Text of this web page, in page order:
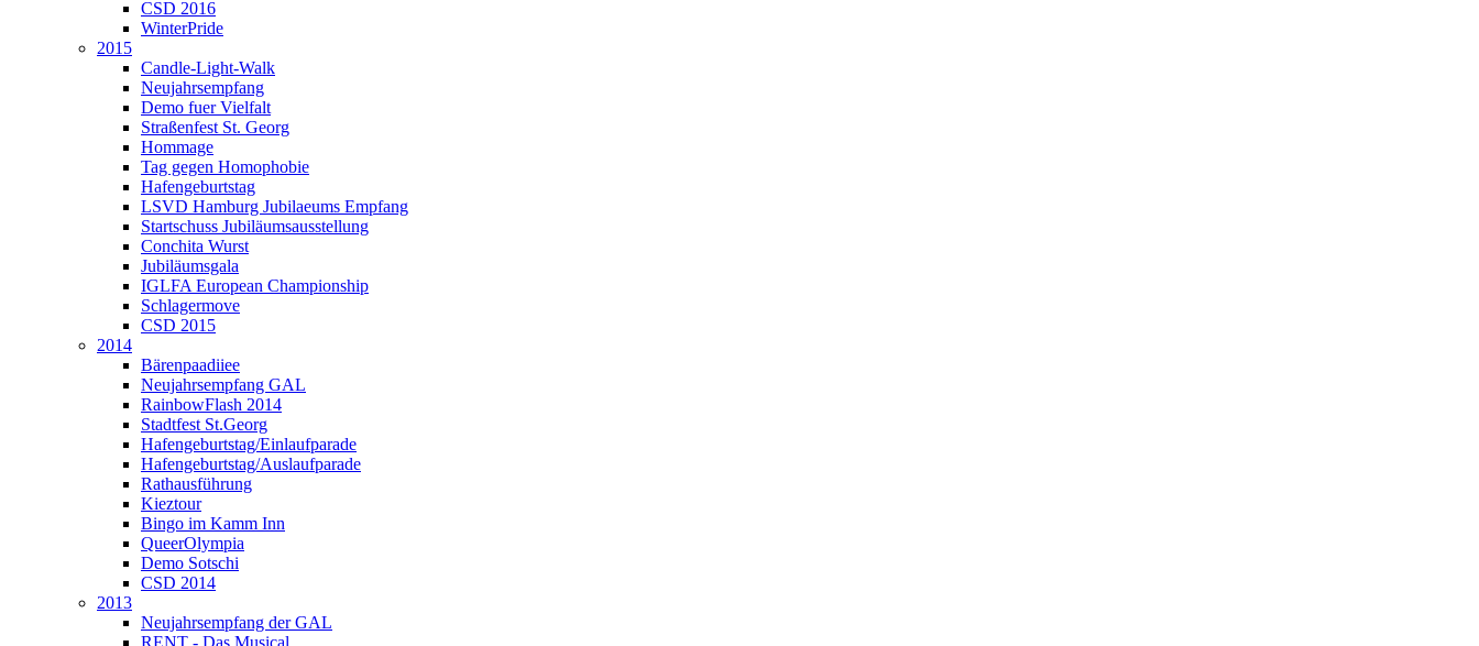
CSD 2016
WinterPride
2015
Candle-Light-Walk
Neujahrsempfang
Demo fuer Vielfalt
Straßenfest St. Georg
Hommage
Tag gegen Homophobie
Hafengeburtstag
LSVD Hamburg Jubilaeums Empfang
Startschuss Jubiläumsausstellung
Conchita Wurst
Jubiläumsgala
IGLFA European Championship
Schlagermove
CSD 2015
2014
Bärenpaadiiee
Neujahrsempfang GAL
RainbowFlash 2014
Stadtfest St.Georg
Hafengeburtstag/Einlaufparade
Hafengeburtstag/Auslaufparade
Rathausführung
Kieztour
Bingo im Kamm Inn
QueerOlympia
Demo Sotschi
CSD 2014
2013
Neujahrsempfang der GAL
RENT - Das Musical